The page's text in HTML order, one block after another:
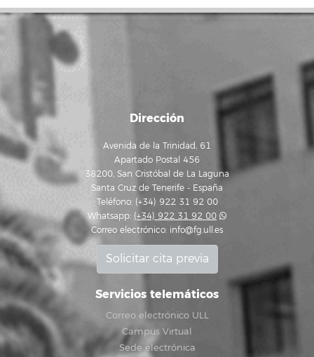
Dirección
Avenida de la Trinidad, 61
Apartado Postal 456
38200, San Cristóbal de La Laguna
Santa Cruz de Tenerife - España
Teléfono: (+34) 922 31 92 00
Whatsapp: (+34) 922 31 92 00
Correo electrónico: info@fg.ull.es
Solicitar cita previa
Servicios telemáticos
Correo electrónico ULL
Campus Virtual
Sede electrónica